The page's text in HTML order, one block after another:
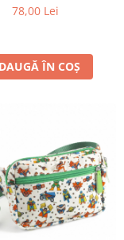
78,00 Lei
ÎN COȘ